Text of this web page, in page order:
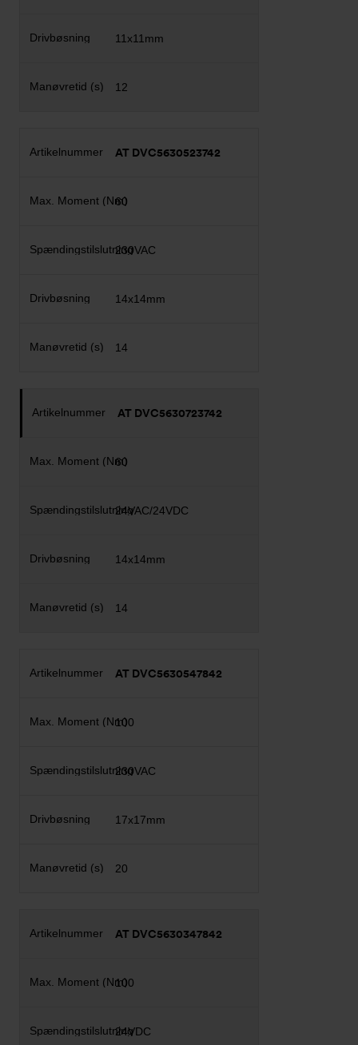
11x11mm
12
AT DVC5630523742
60
230VAC
14x14mm
14
AT DVC5630723742
60
24VAC/24VDC
14x14mm
14
AT DVC5630547842
100
230VAC
17x17mm
20
AT DVC5630347842
100
24VDC